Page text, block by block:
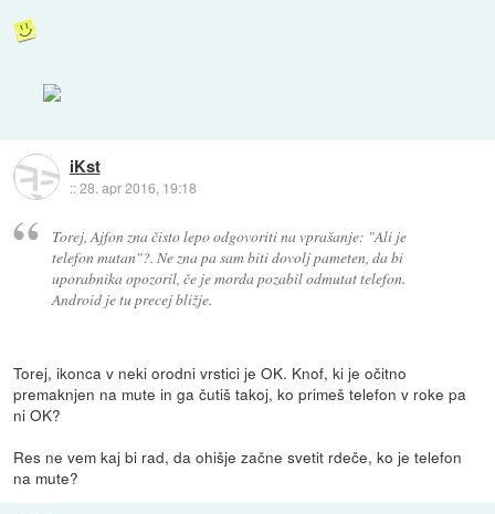
iKst
::28. apr 2016, 19:18
Torej, Ajfon zna čisto lepo odgovoriti na vprašanje: "Ali je
telefon mutan"?. Ne zna pa sam biti dovolj pameten, da bi
uporabnika opozoril, če je morda pozabil odmutat telefon.
Android je tu precej bližje.
Torej, ikonca v neki orodni vrstici je OK. Knof, ki je očitno
premaknjen na mute in ga čutiš takoj, ko primeš telefon v roke pa
ni OK?
Res ne vem kaj bi rad, da ohišje začne svetit rdeče, ko je telefon
na mute?